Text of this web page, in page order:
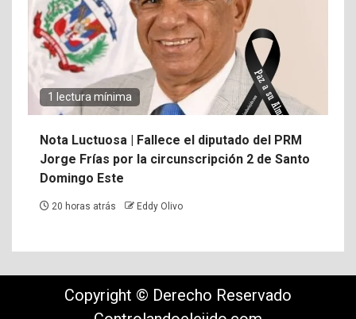
1 lectura mínima
Nota Luctuosa | Fallece el diputado del PRM
Jorge Frías por la circunscripción 2 de Santo
Domingo Este
20 horas atrás Eddy Olivo
Copyright © Derecho Reservado